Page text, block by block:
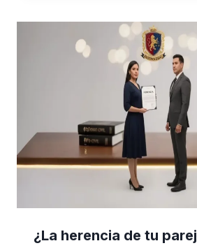
¿La herencia de tu